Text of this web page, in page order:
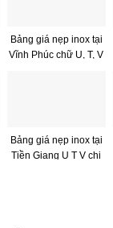
Bảng giá nẹp inox tại
Vĩnh Phúc chữ U, T, V
Bảng giá nẹp inox tại
Tiền Giang U T V chi